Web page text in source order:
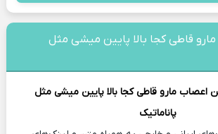
قاطی کجا بالا پایین میشی مثل
اعصاب مارو قاطی کجا بالا پایین میشی مثل
پاناماتیک